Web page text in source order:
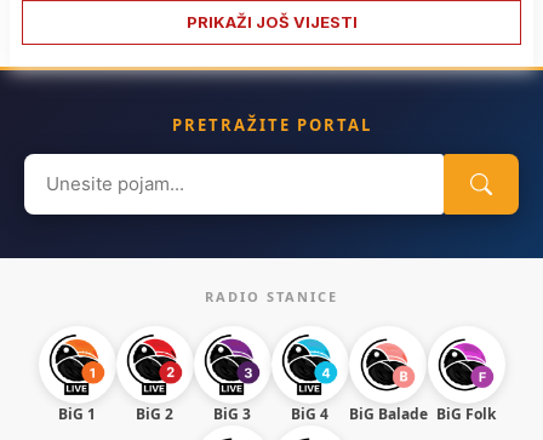
PRIKAŽI JOŠ VIJESTI
PRETRAŽITE PORTAL
Search
for:
RADIO STANICE
BiG 1 BiG 2 BiG 3 BiG 4 BiG Balade BiG Folk